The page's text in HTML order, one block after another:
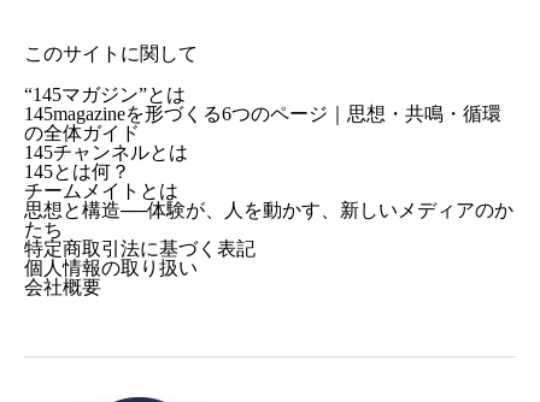
このサイトに関して
“145マガジン”とは
145magazineを形づくる6つのページ｜思想・共鳴・循環
の全体ガイド
145チャンネルとは
145とは何？
チームメイトとは
思想と構造──体験が、人を動かす、新しいメディアのか
たち
特定商取引法に基づく表記
個人情報の取り扱い
会社概要